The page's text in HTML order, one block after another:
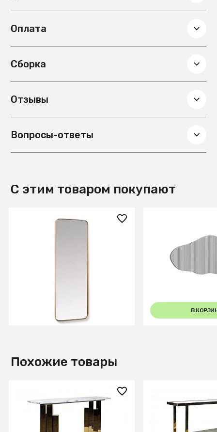
Вес, кг
55
Цвет столешницы
Оплата
Сборка
Отзывы
Вопросы-ответы
С этим товаром покупают
Зеркало настенное Orsini
Зеркало
В
Похожие товары
87 990 ₽
Консоль Round Gold
65 990 ₽
Консоль Dual